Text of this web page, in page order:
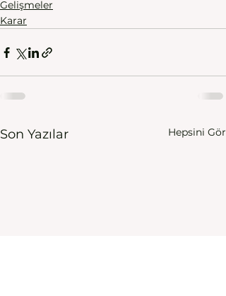
Gelişmeler
Karar
Son Yazılar Hepsini Gör